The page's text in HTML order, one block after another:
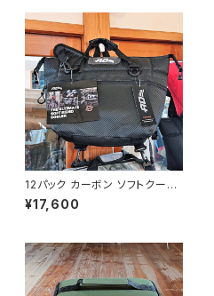
12パック カーボン ソフトクーラ
ー
¥17,600